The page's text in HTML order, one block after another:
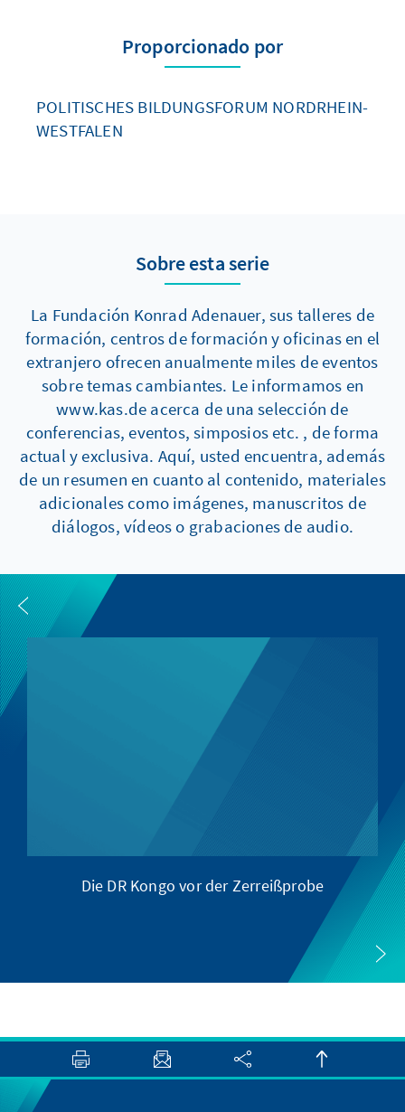
Proporcionado por
POLITISCHES BILDUNGSFORUM NORDRHEIN-
WESTFALEN
Sobre esta serie
La Fundación Konrad Adenauer, sus talleres de
formación, centros de formación y oficinas en el
extranjero ofrecen anualmente miles de eventos
sobre temas cambiantes. Le informamos en
www.kas.de acerca de una selección de
conferencias, eventos, simposios etc. , de forma
actual y exclusiva. Aquí, usted encuentra, además
de un resumen en cuanto al contenido, materiales
adicionales como imágenes, manuscritos de
diálogos, vídeos o grabaciones de audio.
Die DR Kongo vor der Zerreißprobe